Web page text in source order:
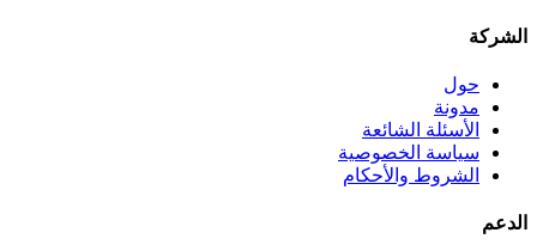
الشركة
حول
مدونة
الأسئلة الشائعة
سياسة الخصوصية
الشروط والأحكام
الدعم